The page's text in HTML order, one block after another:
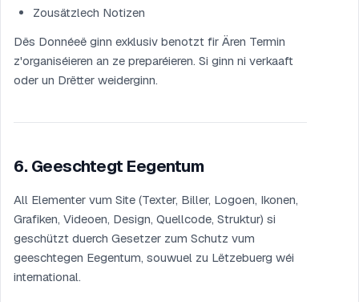
Zousätzlech Notizen
Dës Donnéeë ginn exklusiv benotzt fir Ären Termin
z'organiséieren an ze preparéieren. Si ginn ni verkaaft
oder un Drëtter weiderginn.
6. Geeschtegt Eegentum
All Elementer vum Site (Texter, Biller, Logoen, Ikonen,
Grafiken, Videoen, Design, Quellcode, Struktur) si
geschützt duerch Gesetzer zum Schutz vum
geeschtegen Eegentum, souwuel zu Lëtzebuerg wéi
international.